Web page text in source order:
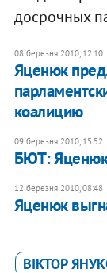
досрочных
08 березня 2010, 12:10
Яценюк
коалицию
09 березня 2010, 15:52
БЮТ: Яценюк
12 березня 2010, 08:48
Яценюк
ВІКТОР